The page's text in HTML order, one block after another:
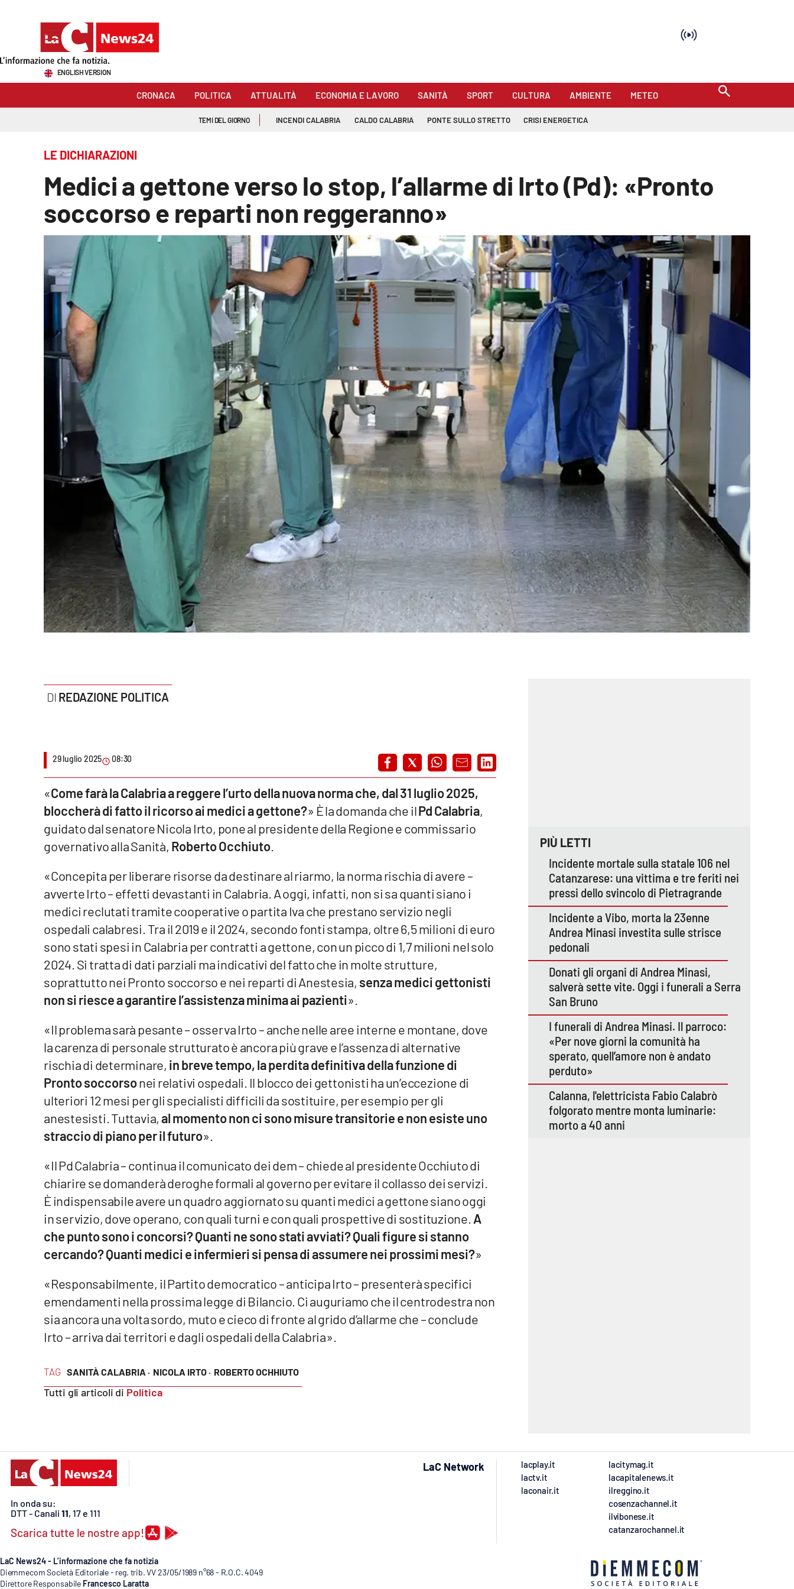
Sezioni
Economia e lavoro
Parchi Marini Calabria
Imprese Di Calabria
Venti di comunicazione
Streaming
LaC Network
Vibo Valentia
Reggio Calabria
Lamezia Terme
Buona Sanità Calabria
Calabriavisione
Laconair.it
Lacitymag.it
Ilreggino.it
ENGLISH VERSION
CRONACA POLITICA ATTUALITÀ ECONOMIA E LAVORO SANITÀ SPORT CULTURA AMBIENTE METEO
TEMI DEL GIORNO INCENDI CALABRIA CALDO CALABRIA PONTE SULLO STRETTO CRISI ENERGETICA
LE DICHIARAZIONI
Medici a gettone verso lo stop, l’allarme di Irto (Pd): «Pronto
soccorso e reparti non reggeranno»
REDAZIONE POLITICA
29 luglio 2025 08:30
TAG SANITÀ CALABRIA · NICOLA IRTO · ROBERTO OCHHIUTO
Tutti gli articoli di Politica
«Come farà la Calabria a reggere l’urto della nuova norma che, dal 31 luglio 2025,
bloccherà di fatto il ricorso ai medici a gettone?» È la domanda che ilPd Calabria,
guidato dal senatore Nicola Irto, pone al presidente della Regione e commissario
governativo alla Sanità, Roberto Occhiuto.
«Concepita per liberare risorse da destinare al riarmo, la norma rischia di avere –
avverte Irto – effetti devastanti in Calabria. A oggi, infatti, non si sa quanti siano i
medici reclutati tramite cooperative o partita Iva che prestano servizio negli
ospedali calabresi. Tra il 2019 e il 2024, secondo fonti stampa, oltre 6,5 milioni di euro
sono stati spesi in Calabria per contratti a gettone, con un picco di 1,7 milioni nel solo
2024. Si tratta di dati parziali ma indicativi del fatto che in molte strutture,
soprattutto nei Pronto soccorso e nei reparti di Anestesia, senza medici gettonisti
non si riesce a garantire l’assistenza minima ai pazienti».
«Il problema sarà pesante – osserva Irto – anche nelle aree interne e montane, dove
la carenza di personale strutturato è ancora più grave e l’assenza di alternative
rischia di determinare, in breve tempo, la perdita definitiva della funzione di
Pronto soccorsonei relativi ospedali. Il blocco dei gettonisti ha un’eccezione di
ulteriori 12 mesi per gli specialisti difficili da sostituire, per esempio per gli
anestesisti. Tuttavia,al momento non ci sono misure transitorie e non esiste uno
straccio di piano per il futuro».
«Il Pd Calabria – continua il comunicato dei dem – chiede al presidente Occhiuto di
chiarire se domanderà deroghe formali al governo per evitare il collasso dei servizi.
È indispensabile avere un quadro aggiornato su quanti medici a gettone siano oggi
in servizio, dove operano, con quali turni e con quali prospettive di sostituzione. A
che punto sono i concorsi? Quanti ne sono stati avviati? Quali figure si stanno
cercando? Quanti medici e infermieri si pensa di assumere nei prossimi mesi?»
«Responsabilmente, il Partito democratico – anticipa Irto – presenterà specifici
emendamenti nella prossima legge di Bilancio. Ci auguriamo che il centrodestra non
sia ancora una volta sordo, muto e cieco di fronte al grido d’allarme che – conclude
Irto – arriva dai territori e dagli ospedali della Calabria».
PIÙ LETTI
Incidente mortale sulla statale 106 nel
Catanzarese: una vittima e tre feriti nei
pressi dello svincolo di Pietragrande
Incidente a Vibo, morta la 23enne
Andrea Minasi investita sulle strisce
pedonali
Donati gli organi di Andrea Minasi,
salverà sette vite. Oggi i funerali a Serra
San Bruno
I funerali di Andrea Minasi. Il parroco:
«Per nove giorni la comunità ha
sperato, quell’amore non è andato
perduto»
Calanna, l'elettricista Fabio Calabrò
folgorato mentre monta luminarie:
morto a 40 anni
In onda su:
DTT - Canali 11, 17 e 111
Scarica tutte le nostre app!
LaC Network
lacplay.it
lactv.it
laconair.it
lacitymag.it
lacapitalenews.it
ilreggino.it
cosenzachannel.it
ilvibonese.it
catanzarochannel.it
LaC News24 - L’informazione che fa notizia
Diemmecom Società Editoriale - reg. trib. VV 23/05/1989 n°68 - R.O.C. 4049
Direttore Responsabile Francesco Laratta